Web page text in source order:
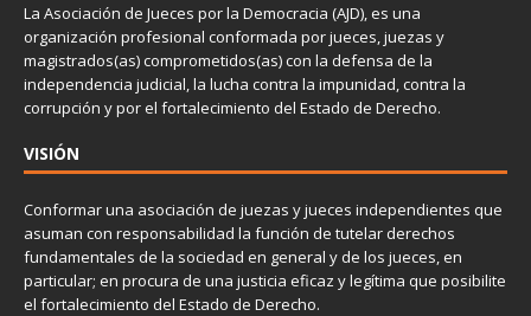
La Asociación de Jueces por la Democracia (AJD), es una
organización profesional conformada por jueces, juezas y
magistrados(as) comprometidos(as) con la defensa de la
independencia judicial, la lucha contra la impunidad, contra la
corrupción y por el fortalecimiento del Estado de Derecho.
VISIÓN
Conformar una asociación de juezas y jueces independientes que
asuman con responsabilidad la función de tutelar derechos
fundamentales de la sociedad en general y de los jueces, en
particular; en procura de una justicia eficaz y legítima que posibilite
el fortalecimiento del Estado de Derecho.